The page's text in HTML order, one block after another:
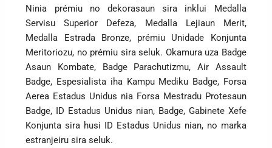
Ninia prémiu no dekorasaun sira inklui Medalla
Servisu Superior Defeza, Medalla Lejiaun Merit,
Medalla Estrada Bronze, prémiu Unidade Konjunta
Meritoriozu, no prémiu sira seluk. Okamura uza Badge
Asaun Kombate, Badge Parachutizmu, Air Assault
Badge, Espesialista iha Kampu Mediku Badge, Forsa
Aerea Estadus Unidus nia Forsa Mestradu Protesaun
Badge, ID Estadus Unidus nian, Badge, Gabinete Xefe
Konjunta sira husi ID Estadus Unidus nian, no marka
estranjeiru sira seluk.